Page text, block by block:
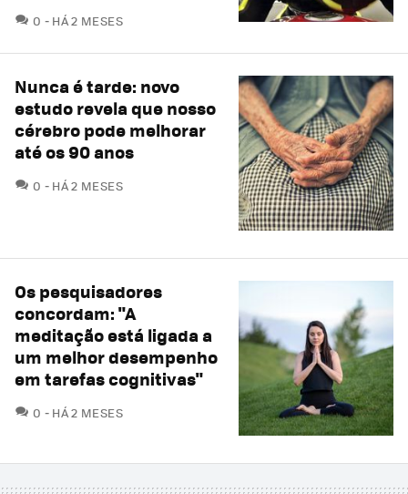
0 COMENTÁRIOS
HÁ 2 MESES
Nunca é tarde: novo
estudo revela que nosso
cérebro pode melhorar
até os 90 anos
0 COMENTÁRIOS
HÁ 2 MESES
Os pesquisadores
concordam: "A
meditação está ligada a
um melhor desempenho
em tarefas cognitivas"
0 COMENTÁRIOS
HÁ 2 MESES